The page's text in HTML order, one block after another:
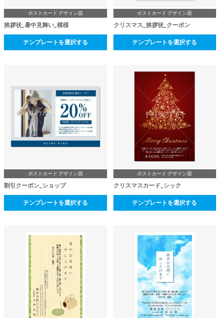
ポストカード デザイン面
挨拶状_暑中見舞い_模様
テンプレートを選択する
ポストカード デザイン面
クリスマス_挨拶状_クーポン
テンプレートを選択する
ポストカード デザイン面
割引クーポン_ショップ
テンプレートを選択する
ポストカード デザイン面
クリスマスカード_シック
テンプレートを選択する